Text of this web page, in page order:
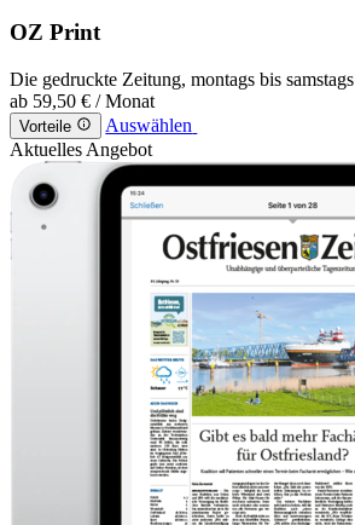
OZ Print
Die gedruckte Zeitung, montags bis samstags
ab 59,50 € / Monat
Vorteile
Auswählen
Aktuelles Angebot